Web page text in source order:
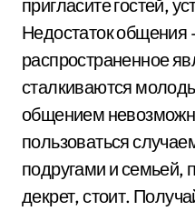
пригласите гостей,
Недостаток общения
распространенное
сталкиваются
общением
пользоваться
подругами и семьей,
декрет, стоит.